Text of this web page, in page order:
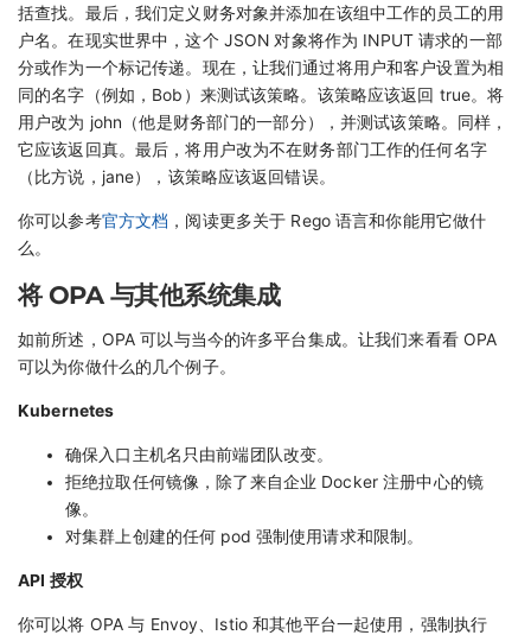
括查找。最后，我们定义财务对象并添加在该组中工作的员工的用
户名。在现实世界中，这个 JSON 对象将作为 INPUT 请求的一部
分或作为一个标记传递。现在，让我们通过将用户和客户设置为相
同的名字（例如，Bob）来测试该策略。该策略应该返回 true。将
用户改为 john（他是财务部门的一部分），并测试该策略。同样，
它应该返回真。最后，将用户改为不在财务部门工作的任何名字
（比方说，jane），该策略应该返回错误。
你可以参考官方文档 ，阅读更多关于 Rego 语言和你能用它做什
么。
将 OPA 与其他系统集成
如前所述，OPA 可以与当今的许多平台集成。让我们来看看 OPA
可以为你做什么的几个例子。
Kubernetes
确保入口主机名只由前端团队改变。
拒绝拉取任何镜像，除了来自企业 Docker 注册中心的镜
像。
对集群上创建的任何 pod 强制使用请求和限制。
API 授权
你可以将 OPA 与 Envoy、Istio 和其他平台一起使用，强制执行